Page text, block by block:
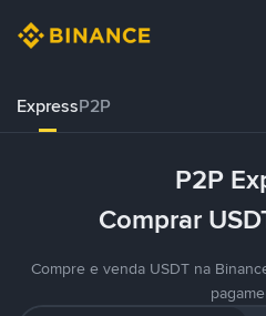
ExpressP2P
P2P
Comprar
Compre e venda USDT na